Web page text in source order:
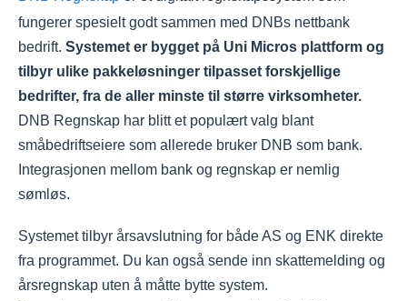
fungerer spesielt godt sammen med DNBs nettbank
bedrift. Systemet er bygget på Uni Micros plattform og
tilbyr ulike pakkeløsninger tilpasset forskjellige
bedrifter, fra de aller minste til større virksomheter.
DNB Regnskap har blitt et populært valg blant
småbedriftseiere som allerede bruker DNB som bank.
Integrasjonen mellom bank og regnskap er nemlig
sømløs.
Systemet tilbyr årsavslutning for både AS og ENK direkte
fra programmet. Du kan også sende inn skattemelding og
årsregnskap uten å måtte bytte system.